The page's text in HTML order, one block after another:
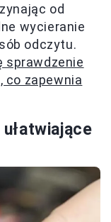
od
wycieranie
odczytu.
sprawdzenie
co zapewnia